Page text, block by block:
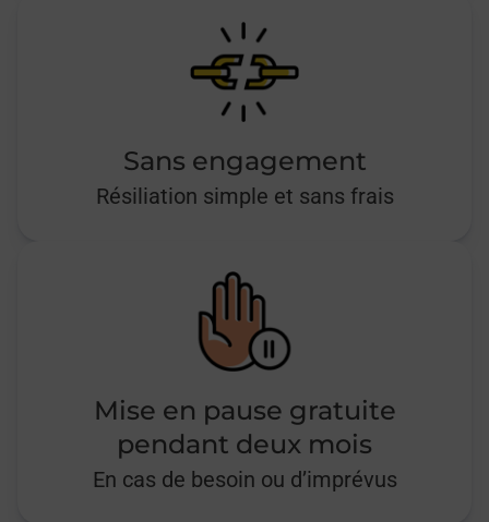
Sans engagement
Résiliation simple et sans frais
Mise en pause gratuite
pendant deux mois
En cas de besoin ou d’imprévus